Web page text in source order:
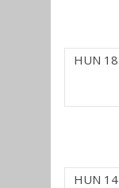
HUN 18
HUN 14